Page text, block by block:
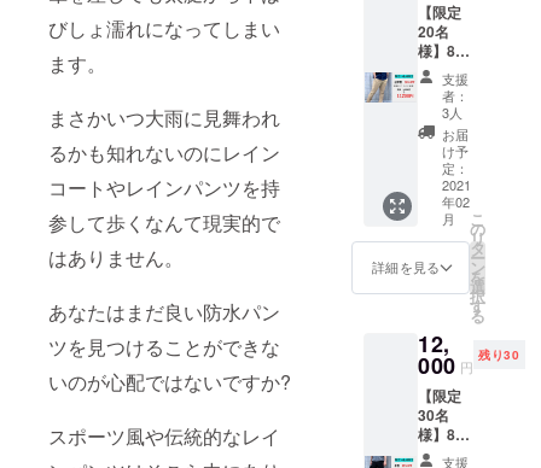
びしょ濡れになってしまい
ます。
まさかいつ大雨に見舞われ
るかも知れないのにレイン
コートやレインパンツを持
参して歩くなんて現実的で
はありません。
あなたはまだ良い防水パン
ツを見つけることができな
いのが心配ではないですか?
スポーツ風や伝統的なレイ
【限定
20名
様】8K
撥水パ
ンツ
30％OF
F ・8K
撥水パ
ンツ
カーキ
・取扱
説明書
支援
者：
3人
お届
け予
定：
2021
年02
月
詳細を見る
こ
の
リ
タ
ー
ン
を
選
択
す
る
12,
000 円
残り30
【限定
30名
様】8K
撥水パ
支援